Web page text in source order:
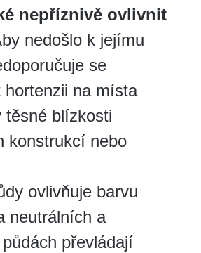
nepříznivě ovlivnit
nedošlo k jejímu
se
hortenzii na místa
těsné blízkosti
konstrukcí nebo
ovlivňuje barvu
neutrálních a
převládají